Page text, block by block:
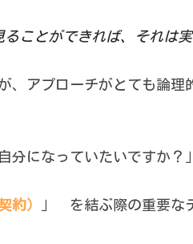
とができれば、それは実
、アプローチがとても論理
分になっていたいですか？
約） 」　を結ぶ際の重要な